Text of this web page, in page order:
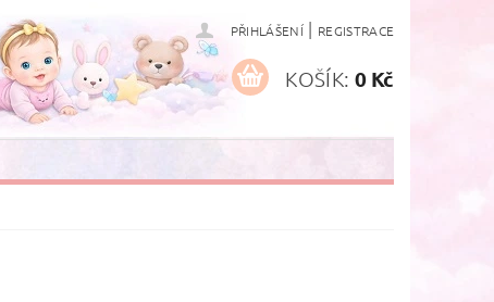
PŘIHLÁŠENÍ | REGISTRACE
KOŠÍK: 0 Kč